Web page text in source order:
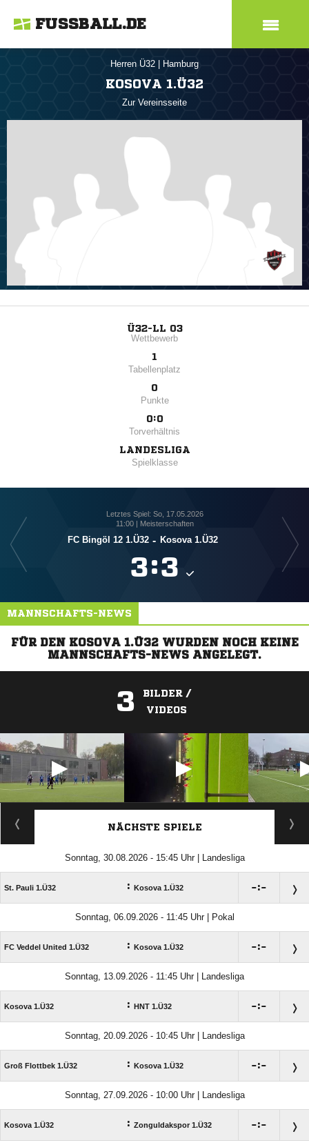
FUSSBALL.DE
Herren Ü32 Hamburg
KOSOVA 1.Ü32
Zur Vereinsseite
Ü32-LL 03
Wettbewerb
1
Tabellenplatz
0
Punkte
0:0
Torverhältnis
LANDESLIGA
Spielklasse
Letztes Spiel: So, 17.05.2026
11:00 | Meisterschaften
FC Bingöl 12 1.Ü32 - Kosova 1.Ü32
:
MANNSCHAFTS-NEWS
FÜR DEN KOSOVA 1.Ü32 WURDEN NOCH KEINE
MANNSCHAFTS-NEWS ANGELEGT.
3
BILDER /
VIDEOS
ANZEIGE
NÄCHSTE SPIELE
Sonntag, 30.08.2026 - 15:45 Uhr | Landesliga
St. Pauli 1.Ü32 : Kosova 1.Ü32 :
Sonntag, 06.09.2026 - 11:45 Uhr | Pokal
FC Veddel United 1.Ü32 : Kosova 1.Ü32 :
Sonntag, 13.09.2026 - 11:45 Uhr | Landesliga
Kosova 1.Ü32 : HNT 1.Ü32 :
Sonntag, 20.09.2026 - 10:45 Uhr | Landesliga
Groß Flottbek 1.Ü32 : Kosova 1.Ü32 :
Sonntag, 27.09.2026 - 10:00 Uhr | Landesliga
Kosova 1.Ü32 : Zonguldakspor 1.Ü32 :